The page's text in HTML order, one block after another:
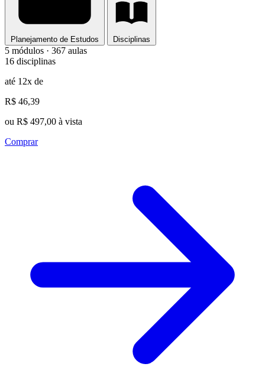
Planejamento de Estudos Disciplinas
5 módulos · 367 aulas
16 disciplinas
até 12x de
R$ 46,39
ou R$ 497,00 à vista
Comprar